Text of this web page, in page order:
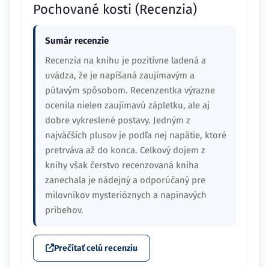
Pochované kosti (Recenzia)
Sumár recenzie
Recenzia na knihu je pozitívne ladená a
uvádza, že je napíšaná zaujímavým a
pútavým spôsobom. Recenzentka výrazne
ocenila nielen zaujímavú zápletku, ale aj
dobre vykreslené postavy. Jedným z
najväčších plusov je podľa nej napätie, ktoré
pretrváva až do konca. Celkový dojem z
knihy však čerstvo recenzovaná kniha
zanechala je nádejný a odporúčaný pre
milovníkov mysterióznych a napínavých
príbehov.
Prečítať celú recenziu